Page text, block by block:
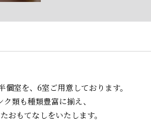
室を、 6室ご用意しております。
類も種類豊富に揃え、
おもてなしをいたします。